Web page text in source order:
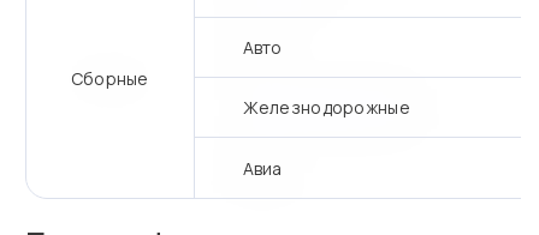
Сборные
Авто
Железнодорожные
Авиа